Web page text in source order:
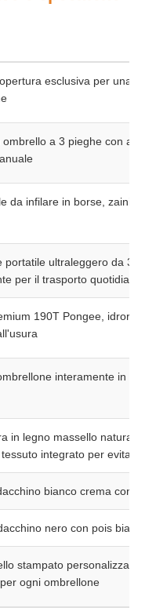
esclusiva per una
ombrello a 3 pieghe con
da infilare in borse, zaini e
portatile ultraleggero da 300
per il trasporto quotidiano
190T Pongee,
interamente in
in legno massello naturale
integrato per evitare
bianco crema con
nero con pois bianchi
stampato personalizzato
ogni ombrellone